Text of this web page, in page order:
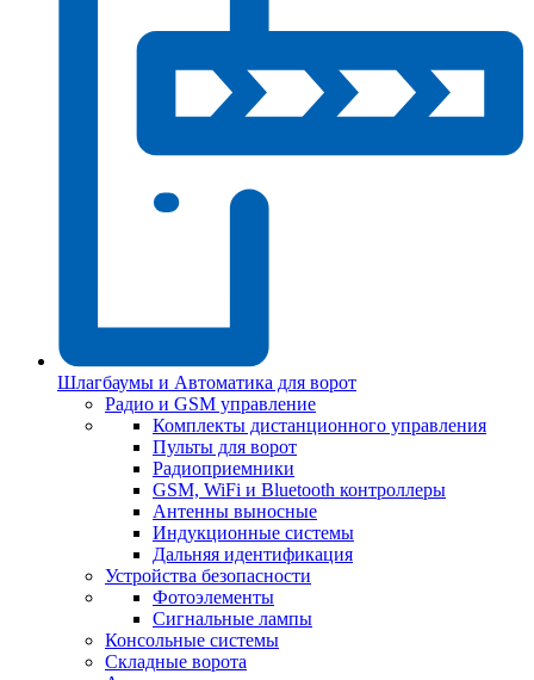
Шлагбаумы и Автоматика для ворот
Радио и GSM управление
Комплекты дистанционного управления
Пульты для ворот
Радиоприемники
GSM, WiFi и Bluetooth контроллеры
Антенны выносные
Индукционные системы
Дальняя идентификация
Устройства безопасности
Фотоэлементы
Сигнальные лампы
Консольные системы
Складные ворота